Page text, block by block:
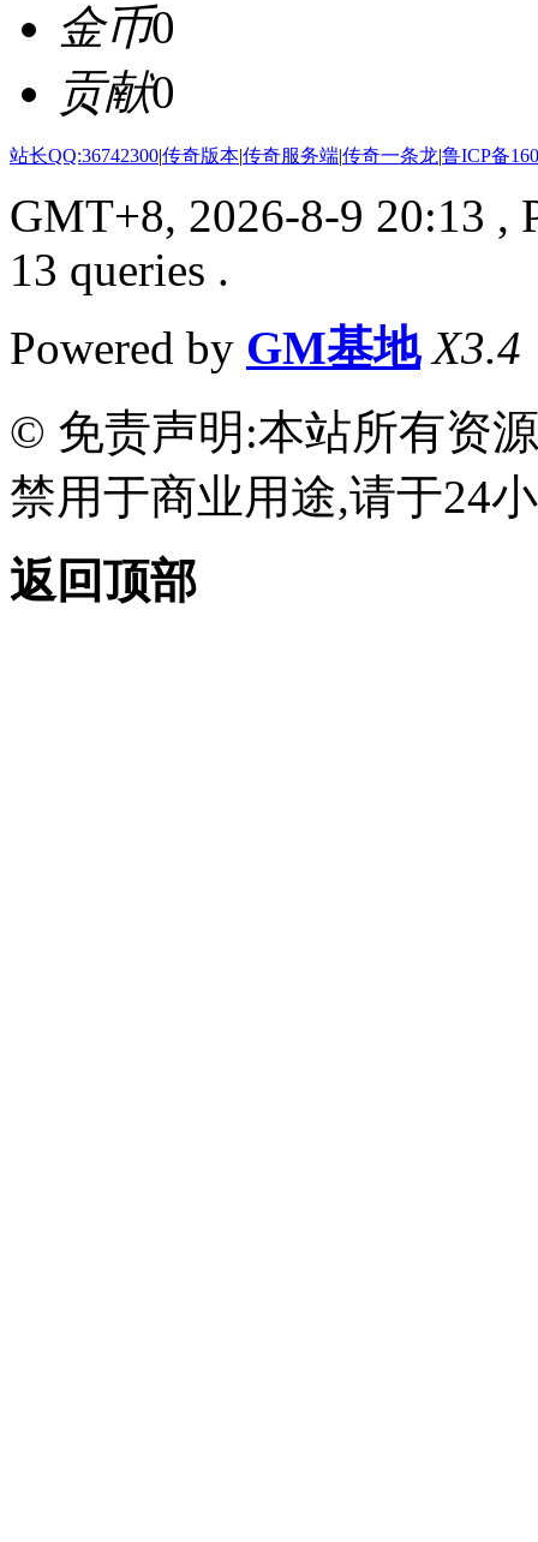
金币0
贡献0
站长QQ:36742300|传奇版本|传奇服务端|传奇一条龙|鲁ICP备
GMT+8, 2026-8-9 20:13 ,
13 queries .
Powered by GM基地 X3.4
© 免责声明:本站所有资
禁用于商业用途,请于24
返回顶部